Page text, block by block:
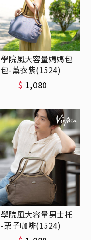
院風大容量媽媽包
-薰衣紫(1524)
$ 1,080
院風大容量男士托
栗子咖啡(1524)